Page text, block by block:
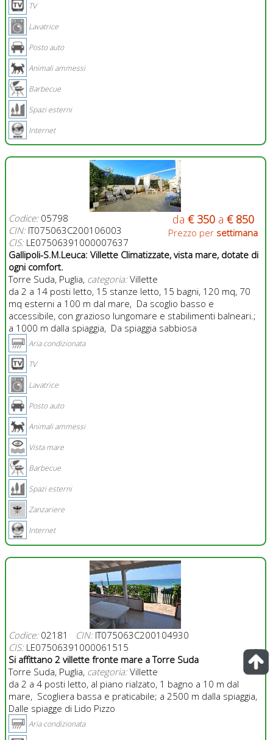
TV
Lavatrice
Posto auto
Animali ammessi
Barbecue
Spazi esterni
Internet
da € 350a € 850
Prezzo per settimana
Codice:05798
CIN:IT075063C200106003
CIS:LE07506391000007637
Gallipoli-S.M.Leuca: Villette Climatizzate, vista mare, dotate di
ogni comfort.
Torre Suda, Puglia, categoria:Villette
da 2 a 14 posti letto, 15 stanze letto, 15 bagni, 120 mq, 70
mq esterni a 100 m dal mare, Da scoglio basso e
accessibile, con grazioso lungomare e stabilimenti balneari.;
a 1000 m dalla spiaggia, Da spiaggia sabbiosa
Aria condizionata
TV
Lavatrice
Posto auto
Animali ammessi
Vista mare
Barbecue
Spazi esterni
Zanzariere
Internet
Codice:02181 CIN:IT075063C200104930
CIS:LE07506391000061515
Si affittano 2 villette fronte mare a Torre Suda
Torre Suda, Puglia, categoria:Villette
da 2 a 4 posti letto, al piano rialzato, 1 bagno a 10 m dal
mare, Scogliera bassa e praticabile; a 2500 m dalla spiaggia,
Dalle spiagge di Lido Pizzo
Aria condizionata